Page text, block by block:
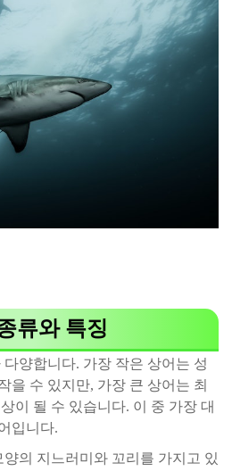
류와 특징
양합니다. 가장 작은 상어는 성
을 수 있지만, 가장 큰 상어는 최
이 될 수 있습니다. 이 중 가장 대
입니다.
양의 지느러미와 꼬리를 가지고 있